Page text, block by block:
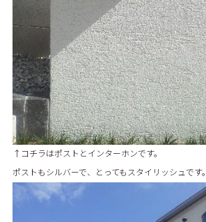
↑コチラはポストとインターホンです。
ポストもシルバーで、とってもスタイリッシュです。